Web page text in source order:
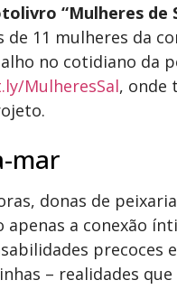
“Mulheres de
11 mulheres da
no cotidiano da
MulheresSal, onde
mar
donas de
apenas a conexão
precoces
– realidades